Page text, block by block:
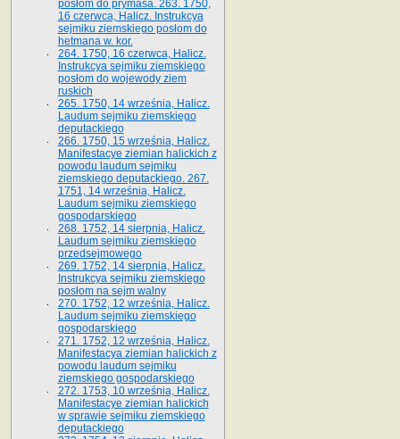
posłom do prymasa. 263. 1750,
16 czerwca, Halicz. Instrukcya
sejmiku ziemskiego posłom do
hetmana w. kor.
264. 1750, 16 czerwca, Halicz.
Instrukcya sejmiku ziemskiego
posłom do wojewody ziem
ruskich
265. 1750, 14 września, Halicz.
Laudum sejmiku ziemskiego
deputackiego
266. 1750, 15 września, Halicz.
Manifestacye ziemian halickich z
powodu laudum sejmiku
ziemskiego deputackiego. 267.
1751, 14 września, Halicz.
Laudum sejmiku ziemskiego
gospodarskiego
268. 1752, 14 sierpnia, Halicz.
Laudum sejmiku ziemskiego
przedsejmowego
269. 1752, 14 sierpnia, Halicz.
Instrukcya sejmiku ziemskiego
posłom na sejm walny
270. 1752, 12 września, Halicz.
Laudum sejmiku ziemskiego
gospodarskiego
271. 1752, 12 września, Halicz.
Manifestacya ziemian halickich z
powodu laudum sejmiku
ziemskiego gospodarskiego
272. 1753, 10 września, Halicz.
Manifestacye ziemian halickich
w sprawie sejmiku ziemskiego
deputackiego